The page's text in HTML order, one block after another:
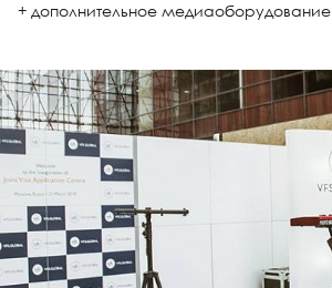
+ дополнительное медиаоборудование